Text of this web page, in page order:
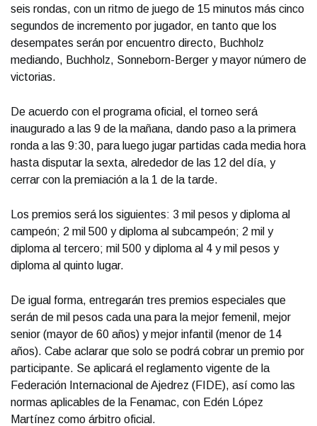
seis rondas, con un ritmo de juego de 15 minutos más cinco
segundos de incremento por jugador, en tanto que los
desempates serán por encuentro directo, Buchholz
mediando, Buchholz, Sonneborn-Berger y mayor número de
victorias.
De acuerdo con el programa oficial, el torneo será
inaugurado a las 9 de la mañana, dando paso a la primera
ronda a las 9:30, para luego jugar partidas cada media hora
hasta disputar la sexta, alrededor de las 12 del día, y
cerrar con la premiación a la 1 de la tarde.
Los premios será los siguientes: 3 mil pesos y diploma al
campeón; 2 mil 500 y diploma al subcampeón; 2 mil y
diploma al tercero; mil 500 y diploma al 4 y mil pesos y
diploma al quinto lugar.
De igual forma, entregarán tres premios especiales que
serán de mil pesos cada una para la mejor femenil, mejor
senior (mayor de 60 años) y mejor infantil (menor de 14
años). Cabe aclarar que solo se podrá cobrar un premio por
participante. Se aplicará el reglamento vigente de la
Federación Internacional de Ajedrez (FIDE), así como las
normas aplicables de la Fenamac, con Edén López
Martínez como árbitro oficial.